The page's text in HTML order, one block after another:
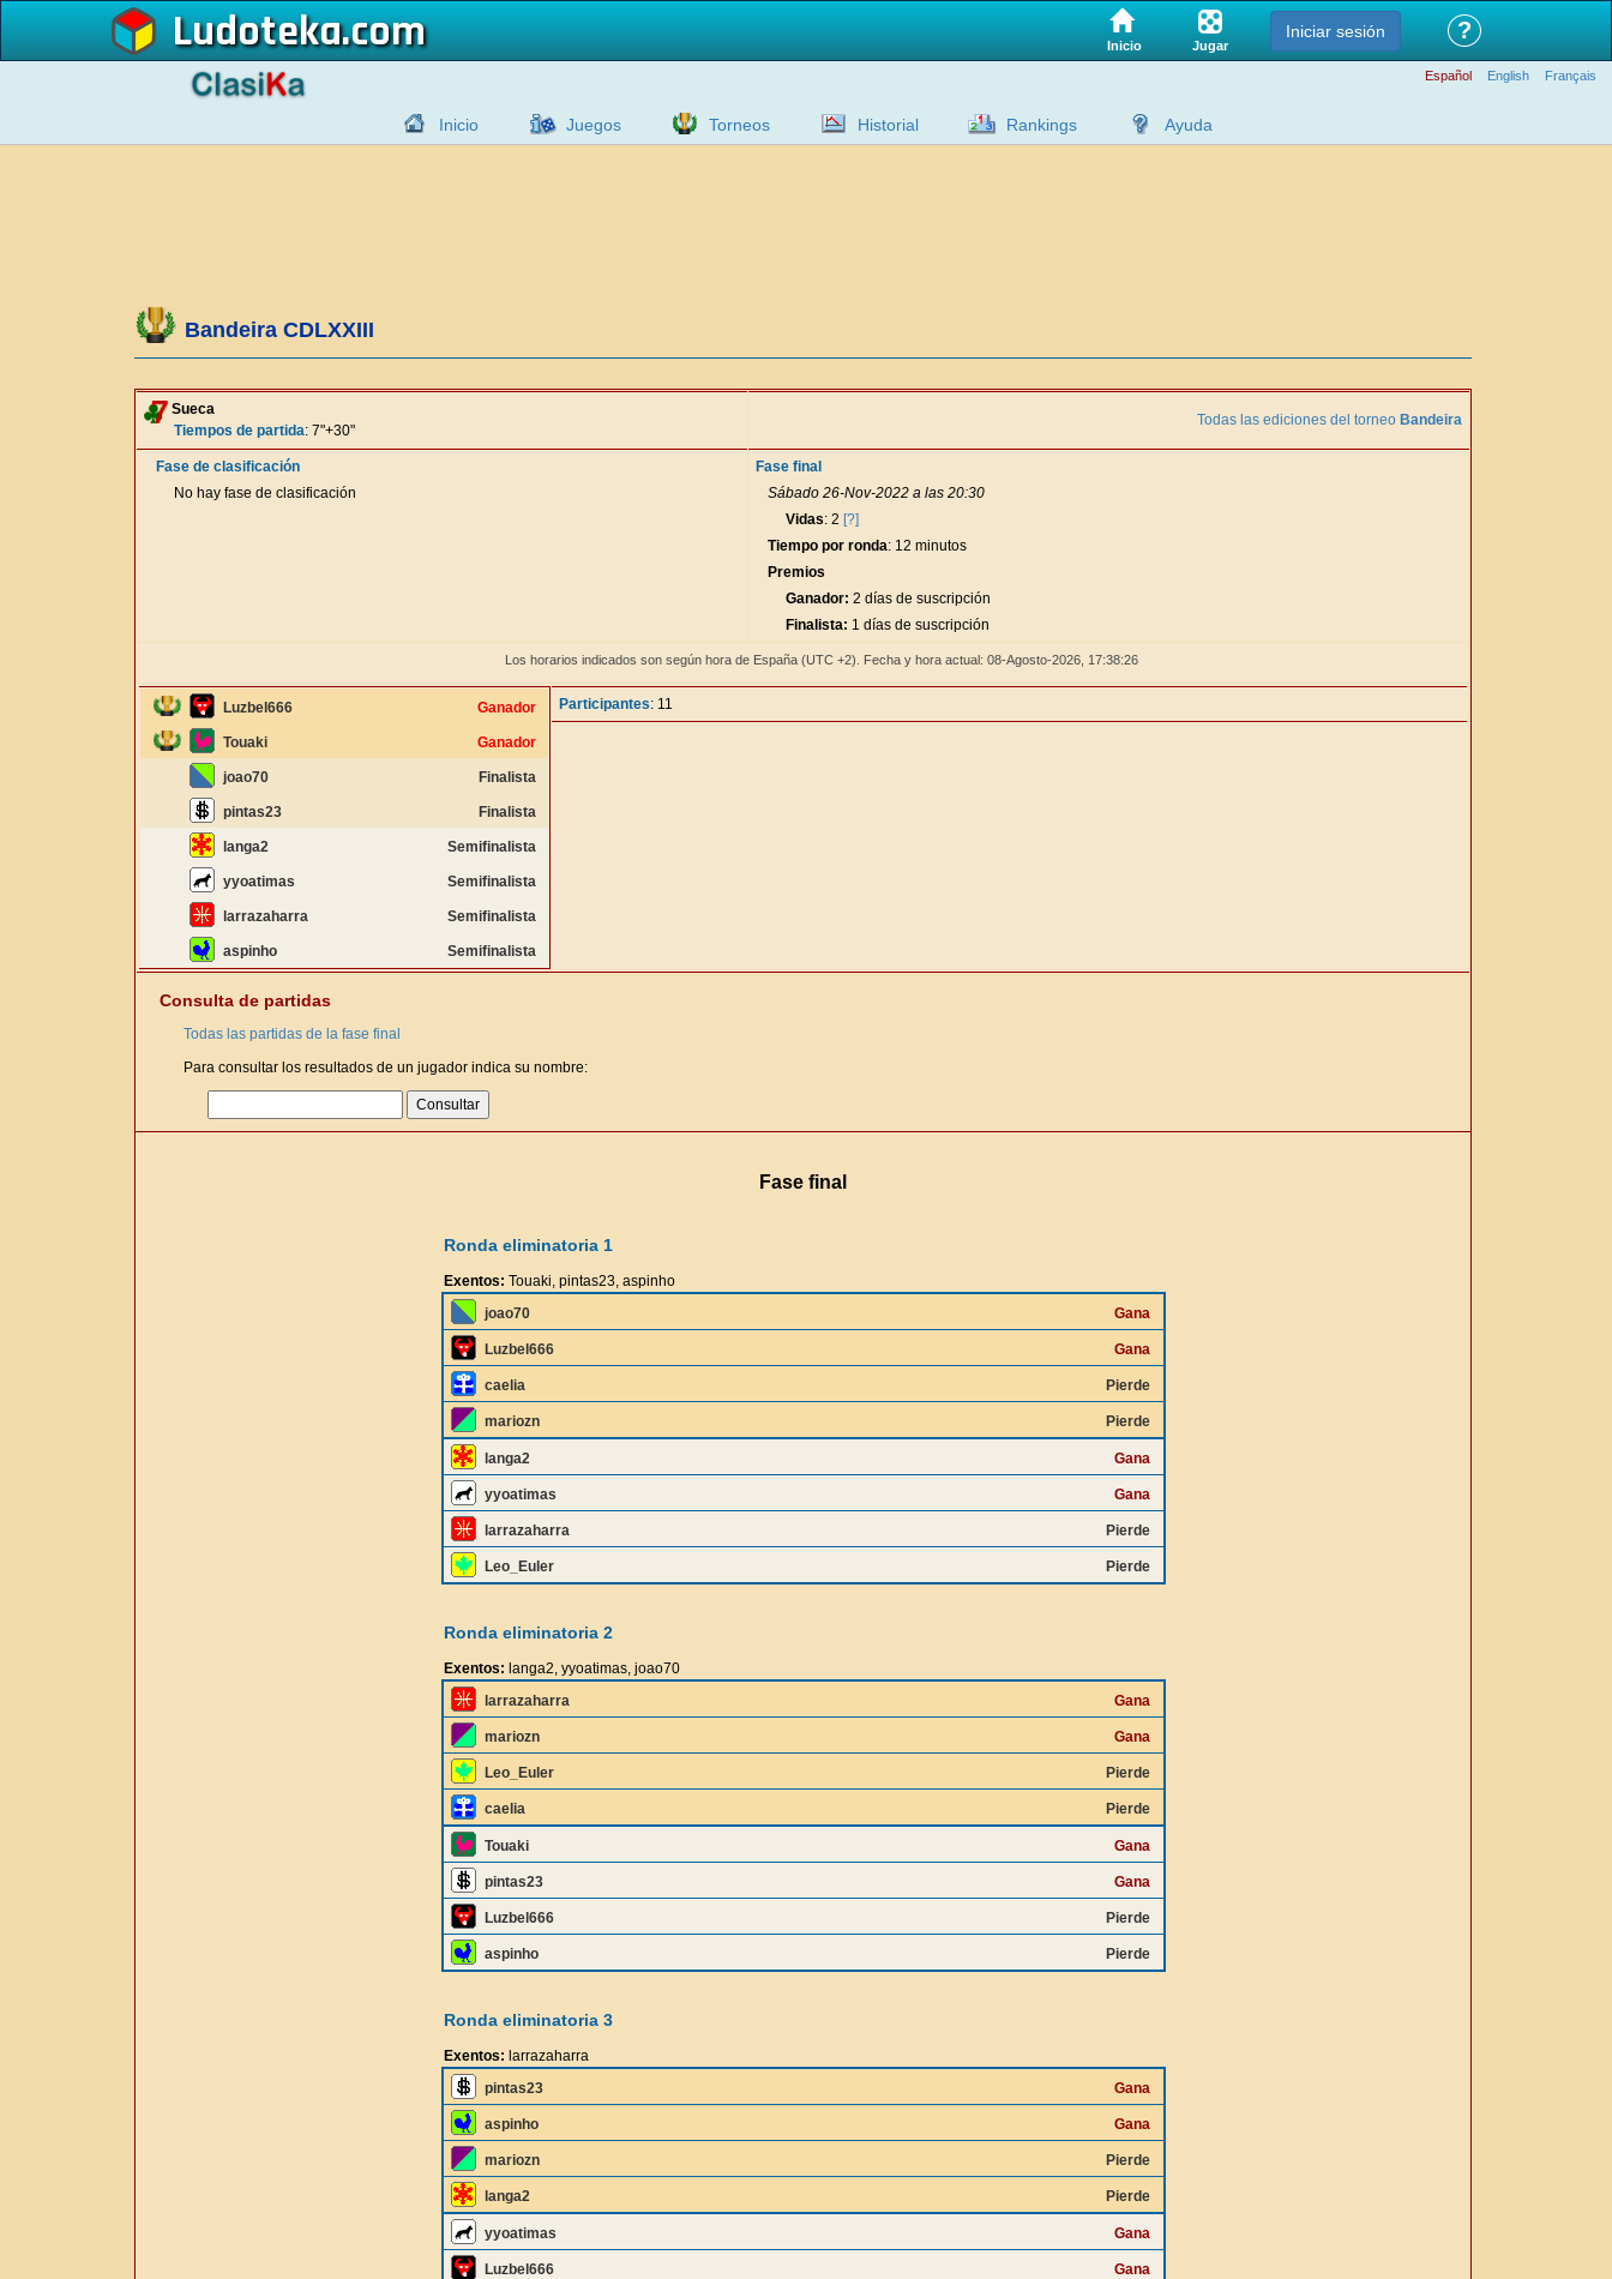
Ludoteka Inicio Jugar
Iniciar sesión ?
Español English Français
Inicio Juegos Torneos Historial Rankings Ayuda
Bandeira CDLXXIII
Sueca
Tiempos de partida: 7"+30"
Todas las ediciones del torneo Bandeira
Fase de clasificación
No hay fase de clasificación
Fase final
Sábado 26-Nov-2022 a las 20:30
Vidas: 2 [?]
Tiempo por ronda: 12 minutos
Premios
Ganador: 2 días de suscripción
Finalista: 1 días de suscripción
Los horarios indicados son según hora de España (UTC +2). Fecha y hora actual: 08-Agosto-2026, 17:38:27
Luzbel666 Ganador
Touaki Ganador
joao70 Finalista
pintas23 Finalista
langa2 Semifinalista
yyoatimas Semifinalista
larrazaharra Semifinalista
aspinho Semifinalista
Participantes: 11
Consulta de partidas
Todas las partidas de la fase final
Para consultar los resultados de un jugador indica su nombre:
Fase final
Ronda eliminatoria 1
Exentos: Touaki, pintas23, aspinho
joao70
Gana
Luzbel666 Gana
caelia Pierde
mariozn Pierde
langa2 Gana
yyoatimas Gana
larrazaharra Pierde
Leo_Euler Pierde
Ronda eliminatoria 2
Exentos: langa2, yyoatimas, joao70
larrazaharra
Gana
mariozn Gana
Leo_Euler Pierde
caelia Pierde
Touaki Gana
pintas23 Gana
Luzbel666 Pierde
aspinho Pierde
Ronda eliminatoria 3
Exentos: larrazaharra
pintas23
Gana
aspinho Gana
mariozn Pierde
langa2 Pierde
yyoatimas Gana
Luzbel666 Gana